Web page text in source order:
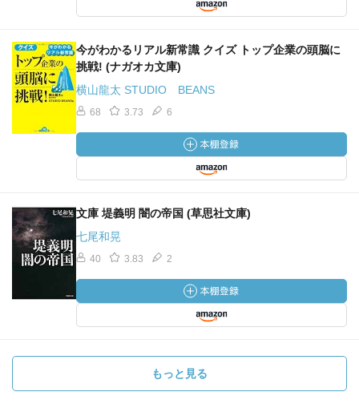
今がわかるリアル新常識 クイズ トップ企業の頭脳に
挑戦! (ナガオカ文庫)
横山龍太 STUDIO BEANS
68 3.73 6
文庫 堤義明 闇の帝国 (草思社文庫)
七尾和晃
40 3.83 2
もっと見る